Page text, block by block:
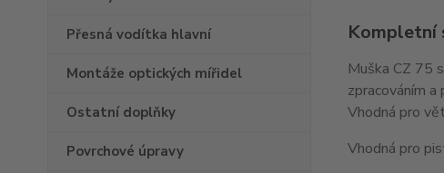
Přesná vodítka hlavní
Montáže optických mířidel
Ostatní doplňky
Povrchové úpravy
Kompletní
Muška CZ 75
zpracováním
Vhodná pro
Vhodná pro